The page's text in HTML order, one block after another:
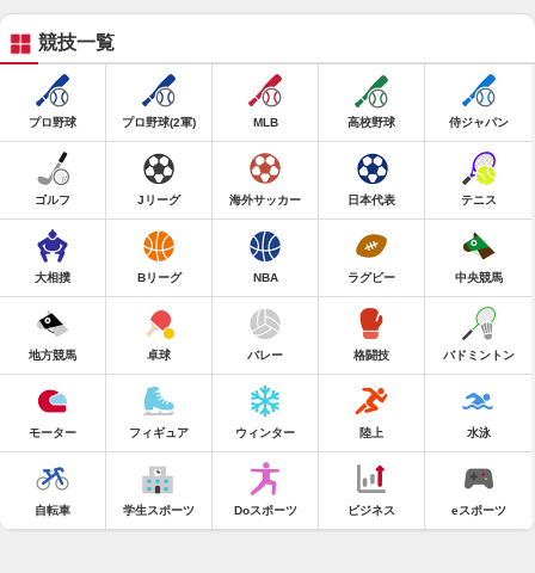
競技一覧
プロ野球 プロ野球(2軍) MLB 高校野球 侍ジャパン
ゴルフ Jリーグ 海外サッカー 日本代表 テニス
大相撲 Bリーグ NBA ラグビー 中央競馬
地方競馬 卓球 バレー 格闘技 バドミントン
モーター フィギュア ウィンター 陸上 水泳
自転車 学生スポーツ Doスポーツ ビジネス eスポーツ